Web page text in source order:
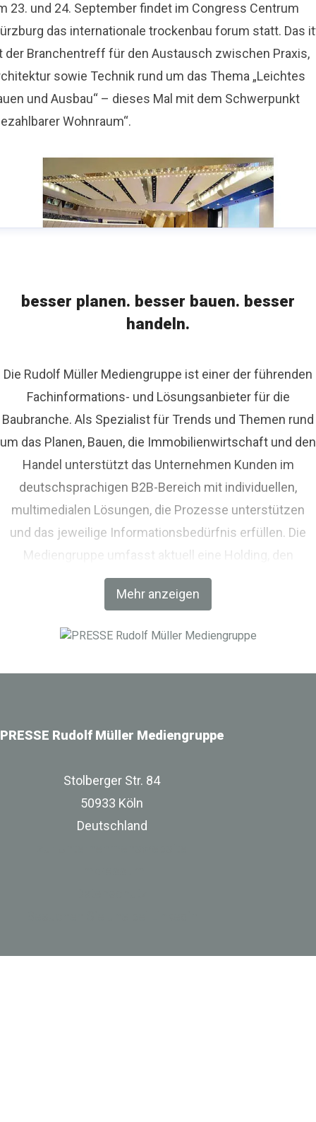
23. und 24. September findet im Congress Centrum
das internationale trockenbau forum statt. Das
der Branchentreff für den Austausch zwischen Praxis,
sowie Technik rund um das Thema „Leichtes
und Ausbau“ – dieses Mal mit dem Schwerpunkt
Wohnraum“.
besser planen. besser bauen. besser
handeln.
Mehr anzeigen
Die Rudolf Müller Mediengruppe ist einer der führenden
Fachinformations- und Lösungsanbieter für die
Baubranche. Als Spezialist für Trends und Themen rund
um das Planen, Bauen, die Immobilienwirtschaft und den
Handel unterstützt das Unternehmen Kunden im
deutschsprachigen B2B-Bereich mit individuellen,
multimedialen Lösungen, die Prozesse unterstützen
und das jeweilige Informationsbedürfnis erfüllen. Die
Mediengruppe umfasst aktuell eine Holding, den
Fachverlag RM Rudolf Müller Medien und mit der BIM
World MUNICH eine Netzwerkplattform für Akteure der
PRESSE Rudolf Müller Mediengruppe
Stolberger Str. 84
50933 Köln
Deutschland